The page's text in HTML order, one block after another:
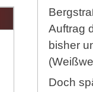
Auftrag
bisher
Doch